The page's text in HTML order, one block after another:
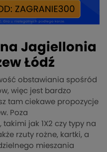
na Jagiellonia
Łódź
obstawiania spośród
więc jest bardzo
tam ciekawe propozycje
Poza
jak 1X2 czy typy na
rzuty rożne, kartki, a
mieszania